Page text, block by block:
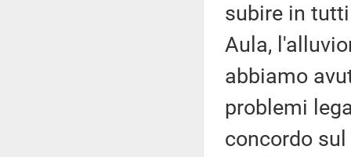
subire in
Aula,
abbiamo
problemi
concordo